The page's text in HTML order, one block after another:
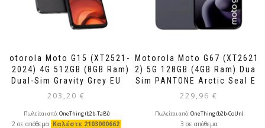
Motorola Moto G15 (XT2521-
3 2024) 4G 512GB (8GB Ram)
Dual-Sim Gravity Grey EU
203,20 €
Πωλείται από:OneThing (b2b-TaBi)
2 σε απόθεμα Καλέστε 2103000662
Motorola Moto G67 (XT2621-
2) 5G 128GB (4GB Ram) Dual-
Sim PANTONE Arctic Seal EU
229,96 €
Πωλείται από:OneThing (b2b-CoUn)
3 σε απόθεμα